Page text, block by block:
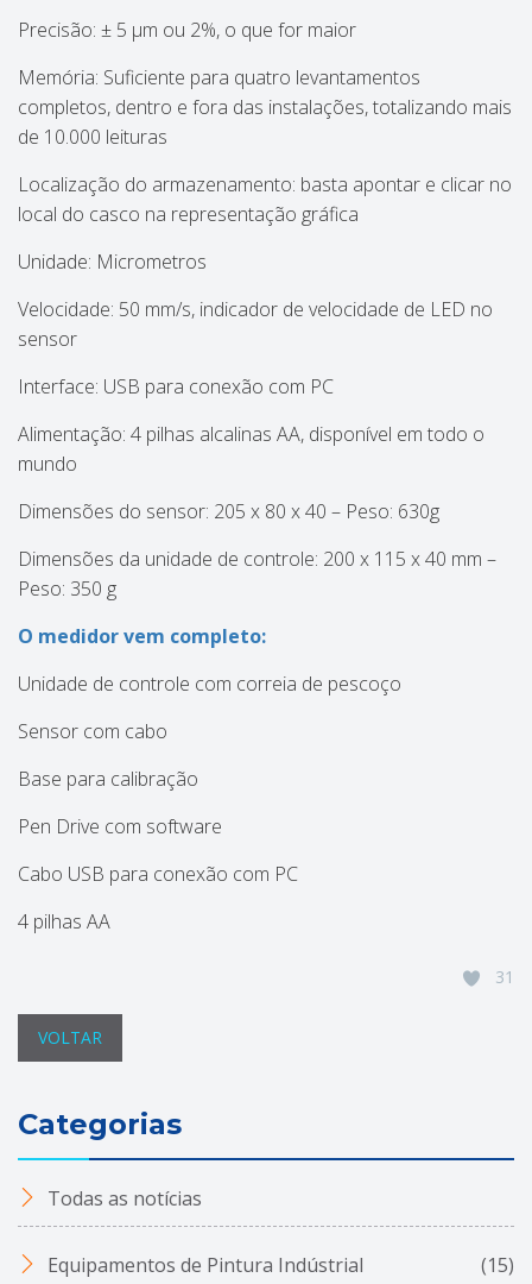
Precisão: ± 5 µm ou 2%, o que for maior
Memória: Suficiente para quatro levantamentos
completos, dentro e fora das instalações, totalizando mais
de 10.000 leituras
Localização do armazenamento: basta apontar e clicar no
local do casco na representação gráfica
Unidade: Micrometros
Velocidade: 50 mm/s, indicador de velocidade de LED no
sensor
Interface: USB para conexão com PC
Alimentação: 4 pilhas alcalinas AA, disponível em todo o
mundo
Dimensões do sensor: 205 x 80 x 40 – Peso: 630g
Dimensões da unidade de controle: 200 x 115 x 40 mm –
Peso: 350 g
O medidor vem completo:
Unidade de controle com correia de pescoço
Sensor com cabo
Base para calibração
Pen Drive com software
Cabo USB para conexão com PC
4 pilhas AA
31
VOLTAR
Categorias
Todas as notícias
Equipamentos de Pintura Indústrial (15)